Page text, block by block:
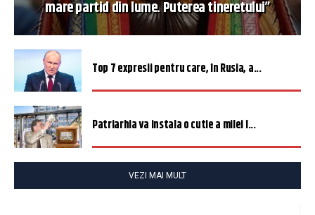
mare partid din lume. Puterea tineretului”
Top 7 expresii pentru care, în Rusia, a...
Patriarhia va instala o cutie a milei î...
VEZI MAI MULT